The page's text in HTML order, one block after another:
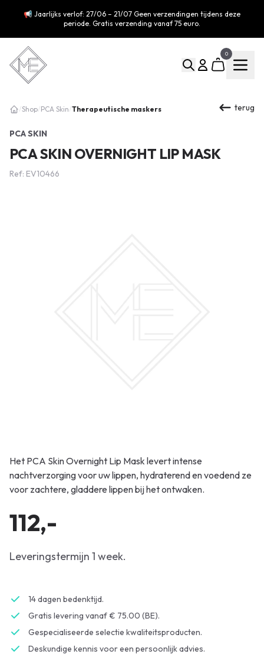
📢 Jaarlijks verlof: 27/06 – 21/07 Geen verzendingen tijdens deze
periode. Gratis verzending vanaf 75 euro.
0
/Shop/ PCA Skin/Therapeutische maskers terug
PCA SKIN
PCA SKIN OVERNIGHT LIP MASK
Ref: EV10466
Het PCA Skin Overnight Lip Mask levert intense
nachtverzorging voor uw lippen, hydraterend en voedend ze
voor zachtere, gladdere lippen bij het ontwaken.
112,-
Leveringstermijn 1 week.
14 dagen bedenktijd.
Gratis levering vanaf € 75.00 (BE).
Gespecialiseerde selectie kwaliteitsproducten.
Deskundige kennis voor een persoonlijk advies.